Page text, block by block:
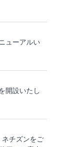
ューアルい
開設いたし
ネチズンをご